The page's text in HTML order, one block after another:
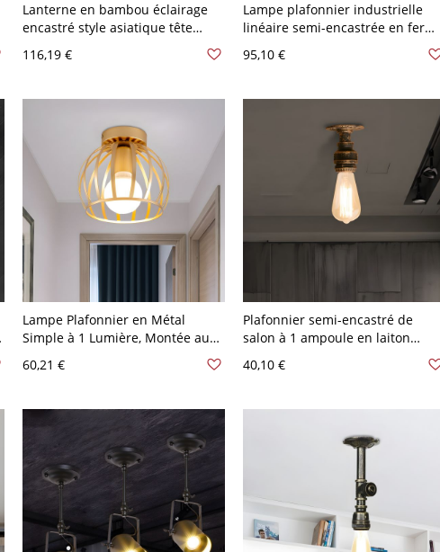
Lanterne en bambou éclairage
encastré style asiatique tête
unique 16" de large lampe jaune
à montage encastré avec abat-
116,19 €
Lampe plafonnier industrielle
linéaire semi-encastrée en fer
forgé, rouille ionique, projecteur
pivotant à 1 tête
95,10 €
Lampe Plafonnier en Métal
Simple à 1 Lumière, Montée au
Plafond, Cage de Tambour en Or
Semi-Encastrée
60,21 €
Plafonnier semi-encastré de
salon à 1 ampoule en laiton
40,10 €